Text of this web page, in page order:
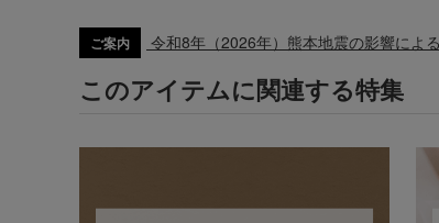
ご案内 令和8年（2026年）熊本地震の影響によ
このアイテムに関連する特集